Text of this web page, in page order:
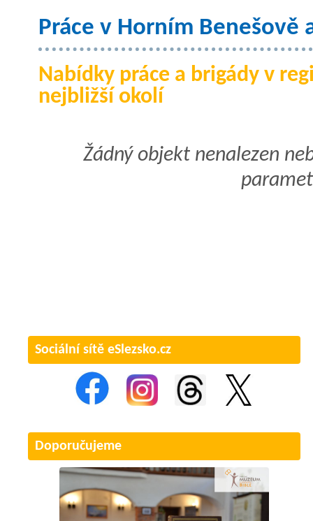
Práce v Horním Benešově
Nabídky práce a brigády v
nejbližší okolí
Žádný objekt nenalezen
Sociální sítě eSlezsko.cz
Doporučujeme